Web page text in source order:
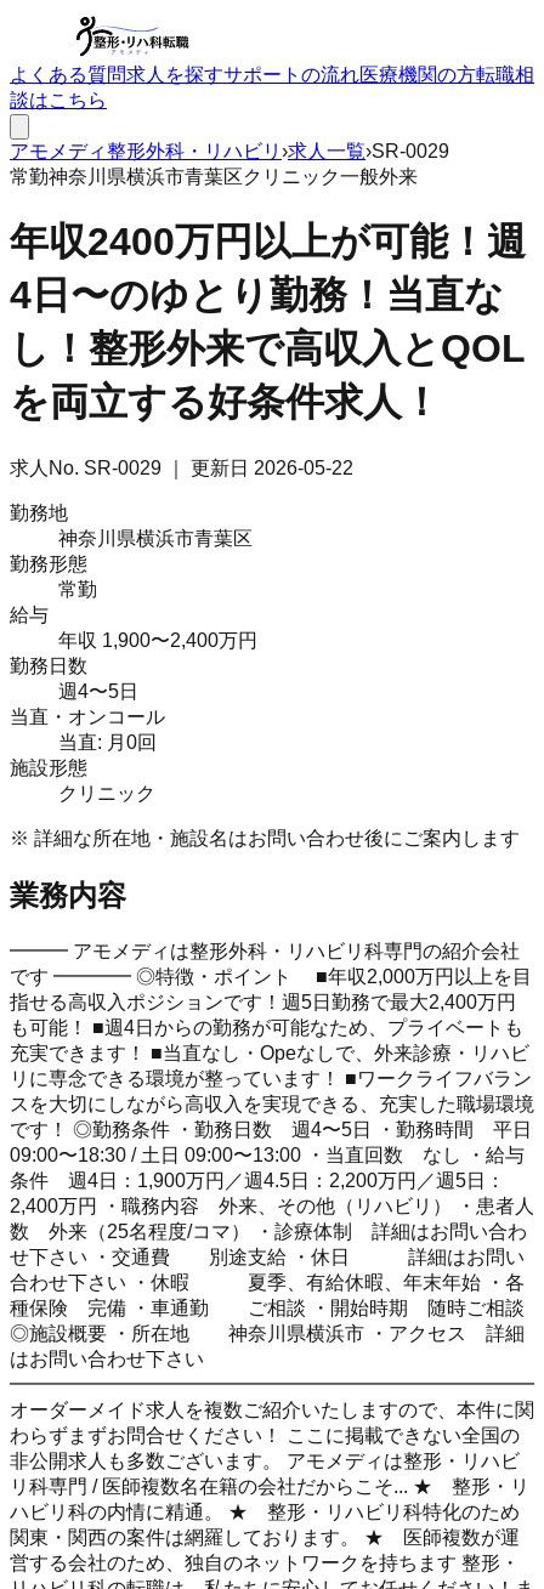
よくある質問求人を探すサポートの流れ医療機関の方転職相
談はこちら
アモメディ整形外科・リハビリ ›求人一覧›SR-0029
常勤神奈川県横浜市青葉区クリニック一般外来
年収2400万円以上が可能！週
4日〜のゆとり勤務！当直な
し！整形外来で高収入とQOL
を両立する好条件求人！
求人No. SR-0029 ｜ 更新日 2026-05-22
勤務地
神奈川県横浜市青葉区
勤務形態
常勤
給与
年収 1,900〜2,400万円
勤務日数
週4〜5日
当直・オンコール
当直: 月0回
施設形態
クリニック
※ 詳細な所在地・施設名はお問い合わせ後にご案内します
業務内容
━━━ アモメディは整形外科・リハビリ科専門の紹介会社
です ━━━━ ◎特徴・ポイント ■年収2,000万円以上を目
指せる高収入ポジションです！週5日勤務で最大2,400万円
も可能！ ■週4日からの勤務が可能なため、プライベートも
充実できます！ ■当直なし・Opeなしで、外来診療・リハビ
リに専念できる環境が整っています！ ■ワークライフバラン
スを大切にしながら高収入を実現できる、充実した職場環境
です！ ◎勤務条件 ・勤務日数 週4〜5日 ・勤務時間 平日
09:00〜18:30 / 土日 09:00〜13:00 ・当直回数 なし ・給与
条件 週4日：1,900万円／週4.5日：2,200万円／週5日：
2,400万円 ・職務内容 外来、その他（リハビリ） ・患者人
数 外来（25名程度/コマ） ・診療体制 詳細はお問い合わ
せ下さい ・交通費 別途支給 ・休日 詳細はお問い
合わせ下さい ・休暇 夏季、有給休暇、年末年始 ・各
種保険 完備 ・車通勤 ご相談 ・開始時期 随時ご相談
◎施設概要 ・所在地 神奈川県横浜市 ・アクセス 詳細
はお問い合わせ下さい
━━━━━━━━━━━━━━━━━━━━━━━━━━━
オーダーメイド求人を複数ご紹介いたしますので、本件に関
わらずまずお問合せください！ ここに掲載できない全国の
非公開求人も多数ございます。 アモメディは整形・リハビ
リ科専門 / 医師複数名在籍の会社だからこそ... ★ 整形・リ
ハビリ科の内情に精通。 ★ 整形・リハビリ科特化のため
関東・関西の案件は網羅しております。 ★ 医師複数が運
営する会社のため、独自のネットワークを持ちます 整形・